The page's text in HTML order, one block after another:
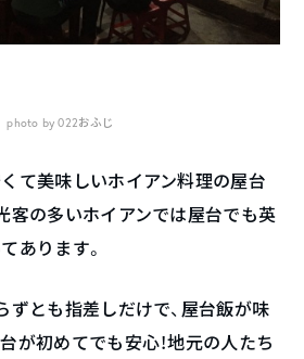
photo by 022おふじ
て美味しいホイアン料理の屋台
客の多いホイアンでは屋台でも英
あります。
ずとも指差しだけで、屋台飯が味
が初めてでも安心！地元の人たち